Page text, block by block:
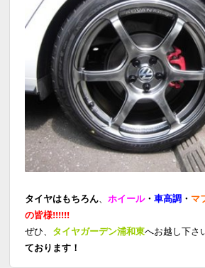
タイヤはもちろん、ホイール・車高調 ・ マ
の皆様!!!!!!
ぜひ、 タイヤガーデン浦和東へお越し下
ております！